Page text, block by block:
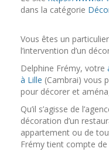
dans la catégorie
Vous êtes un
l’intervention d’un
Delphine Frémy, votre
à Lille (Cambrai) vous
pour décorer et
Qu’il s’agisse de
décoration d’un
appartement ou de
Frémy tient compte